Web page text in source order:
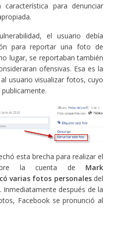
característica para denunciar
el usuario debía
para reportar una foto de
lugar, se reportaban también
ofensivas. Esa es la
usuario visualizar fotos, cuyo
esta brecha para realizar el
la cuenta de Mark
varias fotos personalesdel
Inmediatamente después de la
Facebook se pronunció al